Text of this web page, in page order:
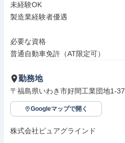
未経験OK
製造業経験者優遇
必要な資格
普通自動車免許（AT限定可）
勤務地
〒福島県いわき市好間工業団地1-37
Googleマップで開く
株式会社ピュアグラインド